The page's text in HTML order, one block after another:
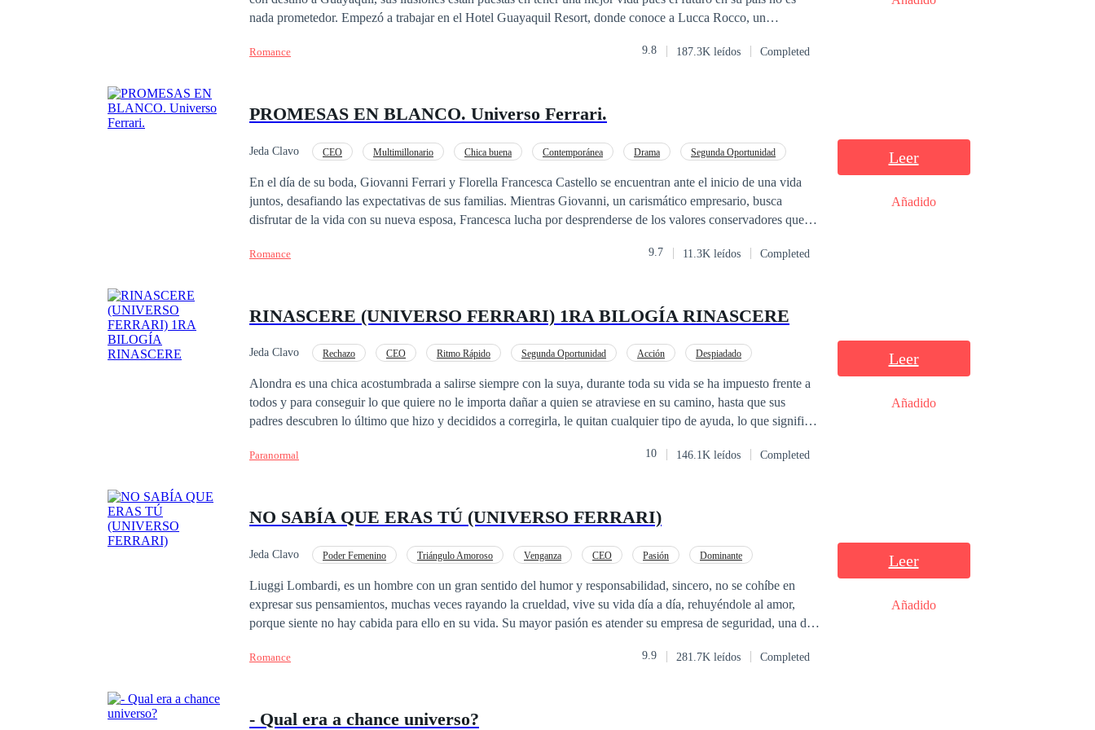
nada prometedor. Empezó a trabajar en el Hotel Guayaquil Resort, donde conoce a Lucca Rocco, un
la vida nunca es como te la imaginas...
Romance 9.8 187.3K leídos Completed
PROMESAS EN BLANCO. Universo Ferrari.
Jeda Clavo CEO Multimillonario Chica buena Contemporánea Drama
Segunda Oportunidad
En el día de su boda, Giovanni Ferrari y Florella Francesca Castello se encuentran ante el inicio de una vida
juntos, desafiando las expectativas de sus familias. Mientras Giovanni, un carismático empresario, busca
disfrutar de la vida con su nueva esposa, Francesca lucha por desprenderse de los valores conservadores que
inicio de un viaje complicado hacia la intimidad. A medida que su amor florece, también lo hacen las tensiones
enfermedad pone a prueba su vínculo, revelando secretos y enfrentando a la pareja con sus peores miedos.
Romance 9.7 11.3K leídos Completed
Leer
Añadido
RINASCERE (UNIVERSO FERRARI) 1RA BILOGÍA RINASCERE
Jeda Clavo Rechazo CEO Ritmo Rápido Segunda Oportunidad Acción
Despiadado
Alondra es una chica acostumbrada a salirse siempre con la suya, durante toda su vida se ha impuesto frente a
todos y para conseguir lo que quiere no le importa dañar a quien se atraviese en su camino, hasta que sus
padres descubren lo último que hizo y decididos a corregirla, le quitan cualquier tipo de ayuda, lo que significa
que ya no es una chica caprichosa y malcriada y que no necesita de nadie porque ella sola se basta. Hasta que
errores del pasado?
Paranormal 10 146.1K leídos Completed
Leer
Añadido
NO SABÍA QUE ERAS TÚ (UNIVERSO FERRARI)
Jeda Clavo Poder Femenino Triángulo Amoroso Venganza CEO Pasión
Dominante
Liuggi Lombardi, es un hombre con un gran sentido del humor y responsabilidad, sincero, no se cohíbe en
expresar sus pensamientos, muchas veces rayando la crueldad, vive su vida día a día, rehuyéndole al amor,
porque siente no hay cabida para ello en su vida. Su mayor pasión es atender su empresa de seguridad, una de
seguridad instalados, poniendo en riesgo la credibilidad y solvencia de su empresa. Por ello su fiel amiga y
Arciniega, exitosa periodista investigativa, plantilla de uno de los periódicos más exitosos de Europa, y cuya
Romance 9.9 281.7K leídos Completed
Leer
Añadido
- Qual era a chance universo?